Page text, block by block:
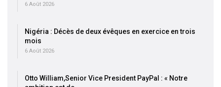
6 Août 2026
Nigéria : Décès de deux évêques en exercice en trois
mois
6 Août 2026
Otto William,Senior Vice President PayPal : « Notre